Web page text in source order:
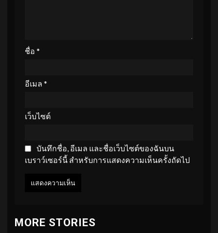
ชื่อ *
อีเมล *
เว็บไซต์
บันทึกชื่อ, อีเมล และชื่อเว็บไซต์ของฉันบน
เบราว์เซอร์นี้ สำหรับการแสดงความเห็นครั้งถัดไป
MORE STORIES